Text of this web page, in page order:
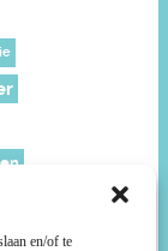
en/of te